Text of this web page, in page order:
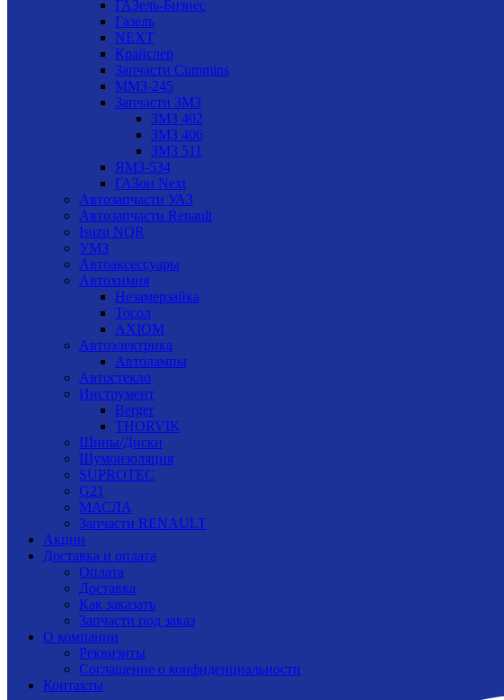
ГАЗель-Бизнес
Газель
NEXT
Крайслер
Запчасти Cummins
ММЗ-245
Запчасти ЗМЗ
ЗМЗ 402
ЗМЗ 406
ЗМЗ 511
ЯМЗ-534
ГАЗон Next
Автозапчасти УАЗ
Автозапчасти Renault
Isuzu NQR
УМЗ
Автоаксессуары
Автохимия
Незамерзайка
Тосол
AXIOM
Автоэлектрика
Автолампы
Автостекло
Инструмент
Berger
THORVIK
Шины/Диски
Шумоизоляция
SUPROTEC
G21
МАСЛА
Запчасти RENAULT
Акции
Доставка и оплата
Оплата
Доставка
Как заказать
Запчасти под заказ
О компании
Реквизиты
Соглашение о конфиденциальности
Контакты